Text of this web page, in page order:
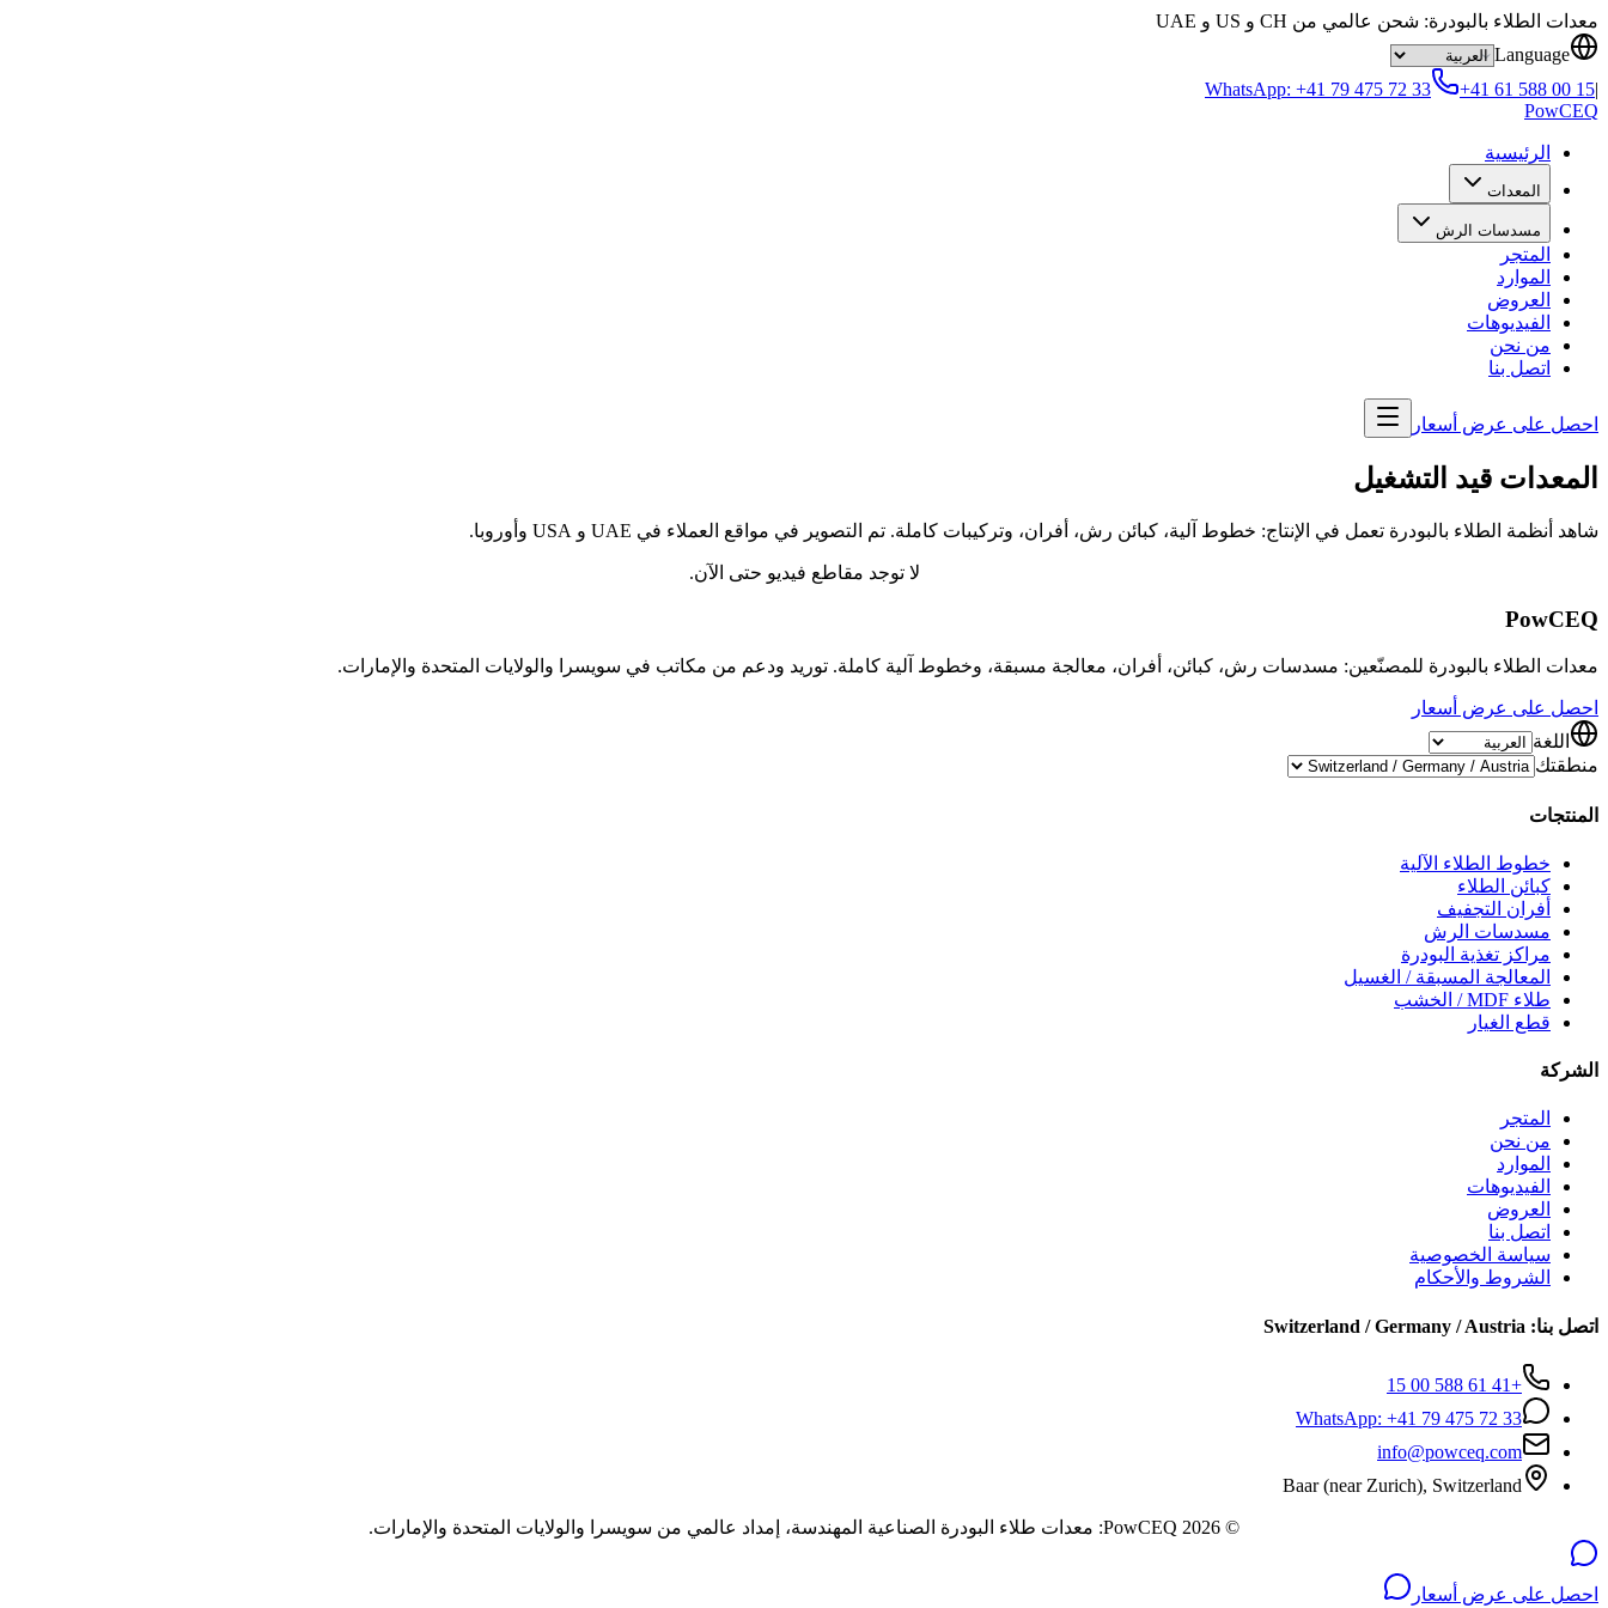
Skip to content
معدات الطلاء بالبودرة: شحن عالمي من CH و US و UAE
Language
|
WhatsApp: +41 79 475 72 33
+41 61 588 00 15
PowCEQ
الرئيسية
المعدات
مسدسات الرش
المتجر
الموارد
العروض
الفيديوهات
من نحن
اتصل بنا
احصل على عرض أسعار
المعدات قيد التشغيل
شاهد أنظمة الطلاء بالبودرة تعمل في الإنتاج: خطوط آلية، كبائن رش، أفران، وتركيبات كاملة. تم التصوير في مواقع العملاء في UAE و USA وأوروبا.
لا توجد مقاطع فيديو حتى الآن.
PowCEQ
معدات الطلاء بالبودرة للمصنّعين: مسدسات رش، كبائن، أفران، معالجة مسبقة، وخطوط آلية كاملة. توريد ودعم من مكاتب في سويسرا والولايات المتحدة والإمارات.
احصل على عرض أسعار
اللغة
منطقتك
المنتجات
خطوط الطلاء الآلية
كبائن الطلاء
أفران التجفيف
مسدسات الرش
مراكز تغذية البودرة
المعالجة المسبقة / الغسيل
طلاء MDF / الخشب
قطع الغيار
الشركة
المتجر
من نحن
الموارد
الفيديوهات
العروض
اتصل بنا
سياسة الخصوصية
الشروط والأحكام
اتصل بنا:
Switzerland / Germany / Austria
+41 61 588 00 15
WhatsApp: +41 79 475 72 33
info@powceq.com
Baar (near Zurich), Switzerland
© 2026 PowCEQ: معدات طلاء البودرة الصناعية المهندسة، إمداد عالمي من سويسرا والولايات المتحدة والإمارات.
احصل على عرض أسعار